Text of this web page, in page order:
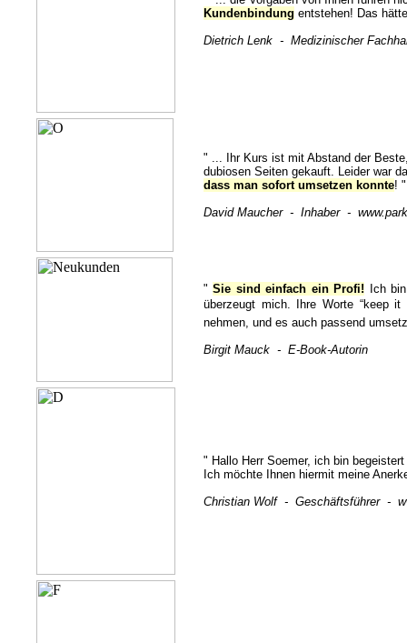
Kundenbindung entstehen! Das
Dietrich Lenk - Medizinischer
" ... Ihr Kurs ist mit Abstand der
dubiosen Seiten gekauft. Leider war
dass man sofort umsetzen konnte! "
David Maucher - Inhaber -
"Sie sind einfach ein Profi!
Ich
überzeugt mich. Ihre Worte
nehmen, und es auch passend
Birgit Mauck - E-Book-Autorin
" Hallo Herr Soemer, ich bin
Ich möchte Ihnen hiermit meine
Christian Wolf - Geschäftsführer -